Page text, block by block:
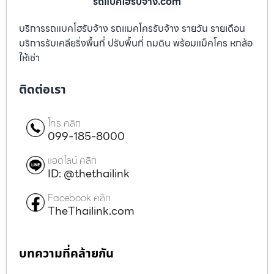
บริการรถแบคโฮรับจ้าง รถแมคโครรับจ้าง รายวัน รายเดือน
บริการรับเคลียริ่งพื้นที่ ปรับพื้นที่ ถมดิน พร้อมแม็คโคร หกล้อ
ให้เช่า
ติดต่อเรา
โทร คลิก
099-185-8000
แอดไลน์ คลิก
ID: @thethailink
Facebook คลิก
TheThailink.com
บทความที่คล้ายกัน